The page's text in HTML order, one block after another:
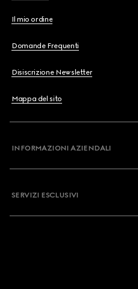
Il mio ordine
Domande Frequenti
Disiscrizione Newsletter
Mappa del sito
INFORMAZIONI AZIENDALI
SERVIZI ESCLUSIVI